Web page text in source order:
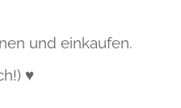
und einkaufen.
♥